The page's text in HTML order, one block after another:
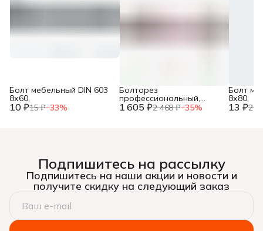
10 ₽15 ₽−33%
Болт мебельный DIN 603
8х60,
1 605 ₽2 468 ₽−35%
Болторез
профессиональный,
губки из 13 ₽20
Болт
8х80,
Подпишитесь на рассылку
Подпишитесь на наши акции и новости и
получите скидку на следующий заказ